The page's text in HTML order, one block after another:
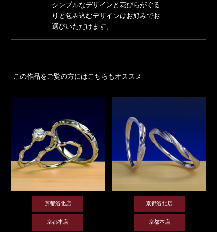
シンプルなデザインと花びらがぐる
りと包み込むデザインはお好みでお
選びいただけます。
この作品をご覧の方にはこちらもオススメ
京都洛北店
京都本店
京都洛北店
京都本店